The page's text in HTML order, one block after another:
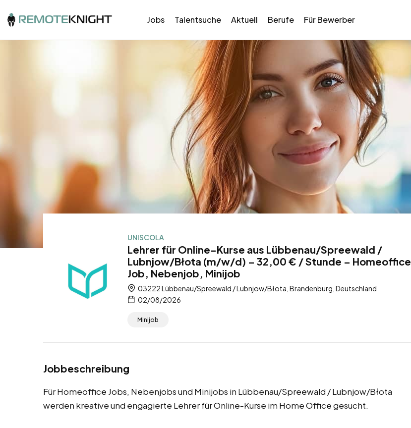
Jobs Talentsuche Aktuell Berufe Für Bewerber
UNISCOLA
Lehrer für Online-Kurse aus Lübbenau/Spreewald /
Lubnjow/Błota (m/w/d) – 32,00 € / Stunde – Homeoffice
Job, Nebenjob, Minijob
03222 Lübbenau/Spreewald / Lubnjow/Błota, Brandenburg, Deutschland
02/08/2026
Minijob
Jobbeschreibung
Für Homeoffice Jobs, Nebenjobs und Minijobs in Lübbenau/Spreewald / Lubnjow/Błota
werden kreative und engagierte Lehrer für Online-Kurse im Home Office gesucht.